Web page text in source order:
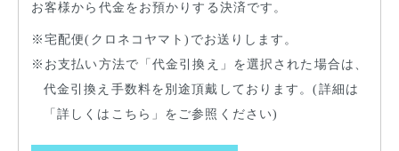
お客様から代金をお預かりする決済です。
宅配便(クロネコヤマト)でお送りします。
お支払い方法で「代金引換え」を選択された場合は、
代金引換え手数料を別途頂戴しております。(詳細は
「詳しくはこちら」をご参照ください)